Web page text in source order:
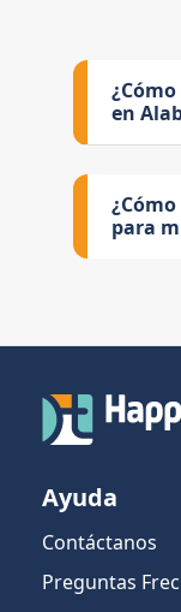
en
para
Ayuda
Contáctanos
Preguntas